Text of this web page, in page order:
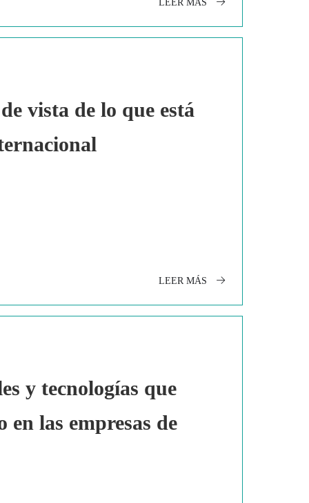
LEER MÁS
vista de lo que está
LEER MÁS
y tecnologías que
las empresas de